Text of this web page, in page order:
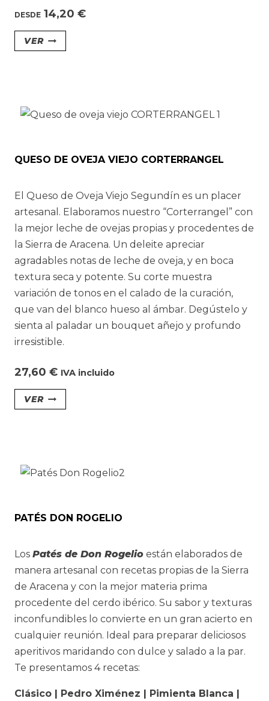
DESDE 14,20 €
VER
producto
Las
en
la
página
de
producto
QUESO DE OVEJA VIEJO CORTERRANGEL
El Queso de Oveja Viejo Segundín es un placer
artesanal. Elaboramos nuestro “Corterrangel” con
la mejor leche de ovejas propias y procedentes de
la Sierra de Aracena. Un deleite apreciar
agradables notas de leche de oveja, y en boca
textura seca y potente. Su corte muestra
variación de tonos en el calado de la curación,
que van del blanco hueso al ámbar. Degústelo y
sienta al paladar un bouquet añejo y profundo
irresistible.
27,60 € IVA incluido
VER
producto
Las
en
la
página
de
producto
PATÉS DON ROGELIO
Los Patés de Don Rogelio están elaborados de
manera artesanal con recetas propias de la Sierra
de Aracena y con la mejor materia prima
procedente del cerdo ibérico. Su sabor y texturas
inconfundibles lo convierte en un gran acierto en
cualquier reunión. Ideal para preparar deliciosos
aperitivos maridando con dulce y salado a la par.
Te presentamos 4 recetas:
Clásico | Pedro Ximénez | Pimienta Blanca |